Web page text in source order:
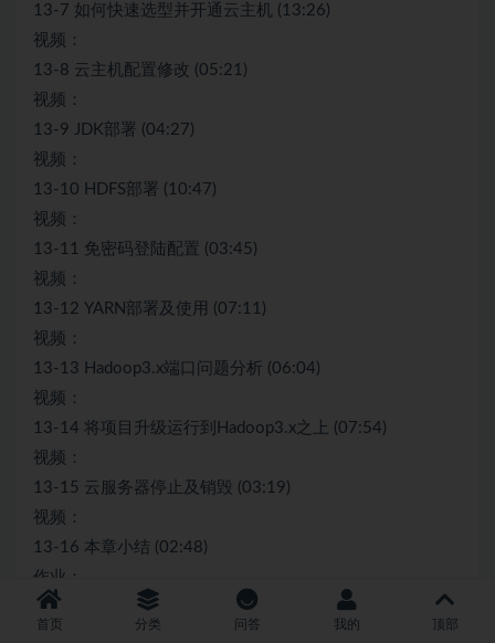
13-7 如何快速选型并开通云主机 (13:26)
视频：
13-8 云主机配置修改 (05:21)
视频：
13-9 JDK部署 (04:27)
视频：
13-10 HDFS部署 (10:47)
视频：
13-11 免密码登陆配置 (03:45)
视频：
13-12 YARN部署及使用 (07:11)
视频：
13-13 Hadoop3.x端口问题分析 (06:04)
视频：
13-14 将项目升级运行到Hadoop3.x之上 (07:54)
视频：
13-15 云服务器停止及销毁 (03:19)
视频：
13-16 本章小结 (02:48)
作业：
13-17 【讨论题】谈谈你对Hadoop框架过时的看法
首页 分类 问答 我的 顶部